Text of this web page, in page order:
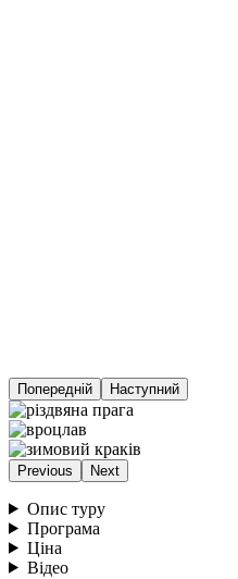
Попередній Наступний
Previous Next
Опис туру
Програма
Ціна
Відео